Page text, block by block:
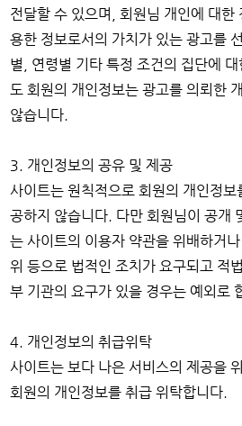
전달할 수 있으며, 회원님 개인에 대한
용한 정보로서의 가치가 있는 광고를
별, 연령별 기타 특정 조건의 집단에 대
도 회원의 개인정보는 광고를 의뢰한
않습니다.
3. 개인정보의 공유 및 제공
사이트는 원칙적으로 회원의 개인정보
공하지 않습니다. 다만 회원님이 공개
는 사이트의 이용자 약관을 위배하거
위 등으로 법적인 조치가 요구되고 적
부 기관의 요구가 있을 경우는 예외로
4. 개인정보의 취급위탁
사이트는 보다 나은 서비스의 제공을
회원의 개인정보를 취급 위탁합니다.